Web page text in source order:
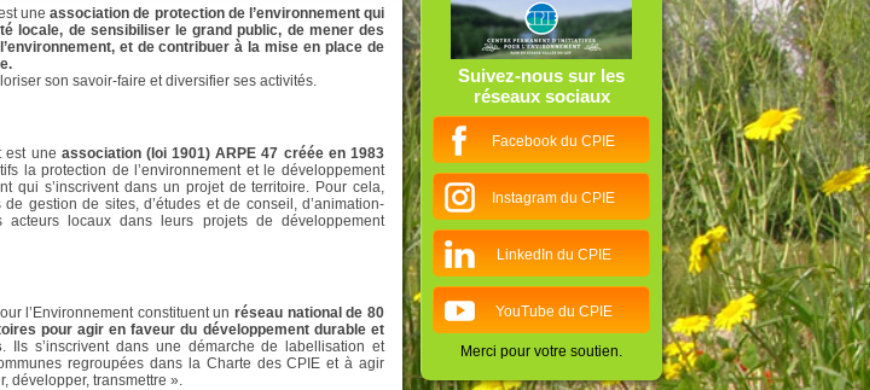
une association de protection de l’environnement qui
locale, de sensibiliser le grand public, de mener des
et de contribuer à la mise en place de
son savoir-faire et diversifier ses activités.
est une association (loi 1901) ARPE 47 créée en 1983
la protection de l’environnement et le développement
qui s’inscrivent dans un projet de territoire. Pour cela,
gestion de sites, d’études et de conseil, d’animation-
acteurs locaux dans leurs projets de développement
l’Environnement constituent unréseau national de 80
pour agir en faveur du développement durable et
. Ils s’inscrivent dans une démarche de labellisation et
regroupées dans la Charte des CPIE et à agir
développer, transmettre ».
Suivez-nous sur les
réseaux sociaux
Facebook du CPIE
Instagram du CPIE
LinkedIn du CPIE
YouTube du CPIE
Merci pour votre soutien.